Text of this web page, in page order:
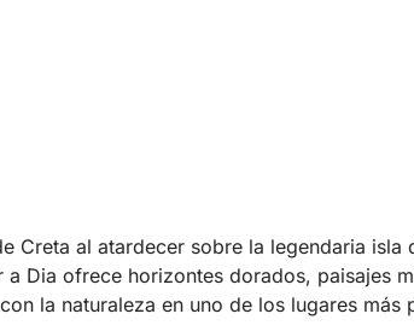
Creta al atardecer sobre la legendaria isla
Dia ofrece horizontes dorados, paisajes
la naturaleza en uno de los lugares más